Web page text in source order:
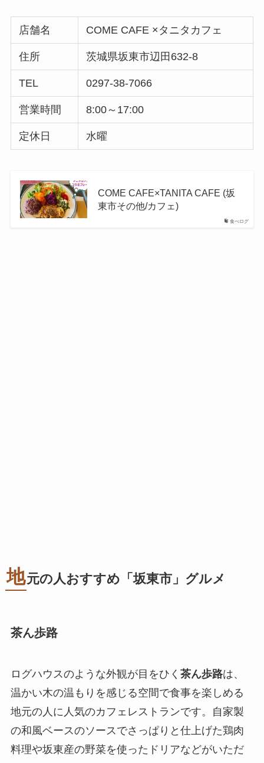
店舗名 COME CAFE ×タニタカフェ
住所 茨城県坂東市辺田632-8
TEL 0297-38-7066
営業時間 8:00～17:00
定休日 水曜
食べログ
COME CAFE×TANITA CAFE (坂
東市その他/カフェ)
地元の人おすすめ「坂東市」グルメ
茶ん歩路
ログハウスのような外観が目をひく 茶ん歩路は、
温かい木の温もりを感じる空間で食事を楽しめる
地元の人に人気のカフェレストランです。自家製
の和風ベースのソースでさっぱりと仕上げた鶏肉
料理や坂東産の野菜を使ったドリアなどがいただ